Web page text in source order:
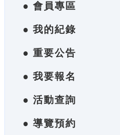
● 會員專區
● 我的紀錄
● 重要公告
● 我要報名
● 活動查詢
● 導覽預約